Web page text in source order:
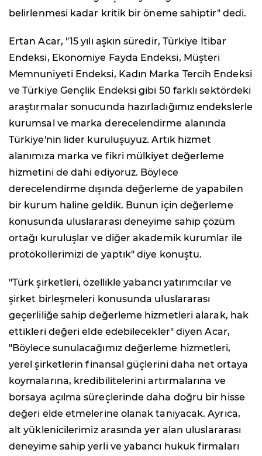
belirlenmesi kadar kritik bir öneme sahiptir" dedi.
Ertan Acar, "15 yılı aşkın süredir, Türkiye İtibar
Endeksi, Ekonomiye Fayda Endeksi, Müşteri
Memnuniyeti Endeksi, Kadın Marka Tercih Endeksi
ve Türkiye Gençlik Endeksi gibi 50 farklı sektördeki
araştırmalar sonucunda hazırladığımız endekslerle
kurumsal ve marka derecelendirme alanında
Türkiye'nin lider kuruluşuyuz. Artık hizmet
alanımıza marka ve fikri mülkiyet değerleme
hizmetini de dahi ediyoruz. Böylece
derecelendirme dışında değerleme de yapabilen
bir kurum haline geldik. Bunun için değerleme
konusunda uluslararası deneyime sahip çözüm
ortağı kuruluşlar ve diğer akademik kurumlar ile
protokollerimizi de yaptık" diye konuştu.
"Türk şirketleri, özellikle yabancı yatırımcılar ve
şirket birleşmeleri konusunda uluslararası
geçerliliğe sahip değerleme hizmetleri alarak, hak
ettikleri değeri elde edebilecekler" diyen Acar,
"Böylece sunulacağımız değerleme hizmetleri,
yerel şirketlerin finansal güçlerini daha net ortaya
koymalarına, kredibilitelerini artırmalarına ve
borsaya açılma süreçlerinde daha doğru bir hisse
değeri elde etmelerine olanak tanıyacak. Ayrıca,
alt yüklenicilerimiz arasında yer alan uluslararası
deneyime sahip yerli ve yabancı hukuk firmaları